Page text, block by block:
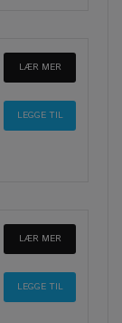
LÆR MER
LÆR MER